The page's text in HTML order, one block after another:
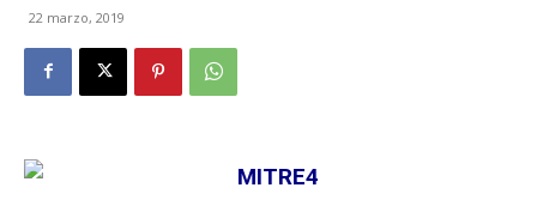
22 marzo, 2019